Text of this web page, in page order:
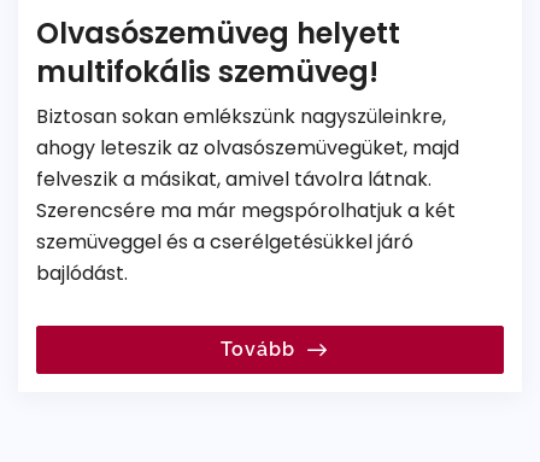
Progresszív szemüveg
Olvasószemüveg helyett
multifokális szemüveg!
Biztosan sokan emlékszünk nagyszüleinkre,
ahogy leteszik az olvasószemüvegüket, majd
felveszik a másikat, amivel távolra látnak.
Szerencsére ma már megspórolhatjuk a két
szemüveggel és a cserélgetésükkel járó
bajlódást.
Tovább